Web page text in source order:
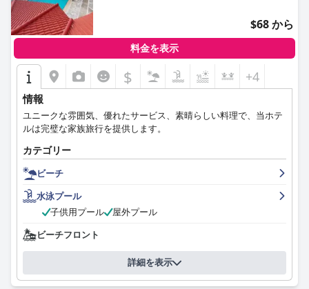
$68 から
料金を表示
$ +4
情報
ユニークな雰囲気、優れたサービス、素晴らしい料理で、当ホテ
ルは完璧な家族旅行を提供します。
カテゴリー
ビーチ
水泳プール
子供用プール
屋外プール
ビーチフロント
詳細を表示